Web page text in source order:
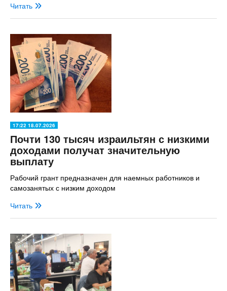
Читать
17:22 18.07.2026
Почти 130 тысяч израильтян с низкими
доходами получат значительную
выплату
Рабочий грант предназначен для наемных работников и
самозанятых с низким доходом
Читать